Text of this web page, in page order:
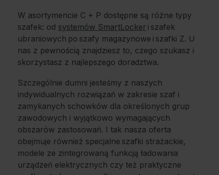
W asortymencie C + P dostępne są różne typy
szafek: od systemów SmartLocker i szafek
ubraniowych po szafy magazynowe i szafki Z. U
nas z pewnością znajdziesz to, czego szukasz i
skorzystasz z najlepszego doradztwa.
Szczególnie dumni jesteśmy z naszych
indywidualnych rozwiązań w zakresie szaf i
zamykanych schowków dla określonych grup
zawodowych i wyjątkowo wymagających
obszarów zastosowań. I tak nasza oferta
obejmuje również specjalne szafki strażackie,
modele ze zintegrowaną funkcją ładowania
urządzeń elektrycznych czy też praktyczne